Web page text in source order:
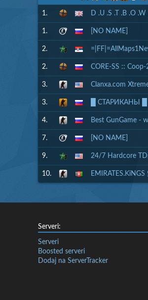
1. D .U .S .T .B .O .W
1. [NO NAME]
2.
2. CORE-SS :: Coop-
3. Clanxa.com
3. █ СТАРИКАНЫ █
4. Best GunGame -
7. [NO NAME]
9. 24/7 Hardcore
10.
Serveri:
Serveri
Boosted serveri
Dodaj na ServerTracker